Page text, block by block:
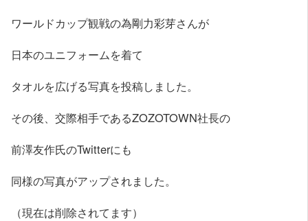
ワールドカップ観戦の為剛力彩芽さんが
日本のユニフォームを着て
タオルを広げる写真を投稿しました。
その後、交際相手であるZOZOTOWN社長の
前澤友作氏のTwitterにも
同様の写真がアップされました。
（現在は削除されてます）